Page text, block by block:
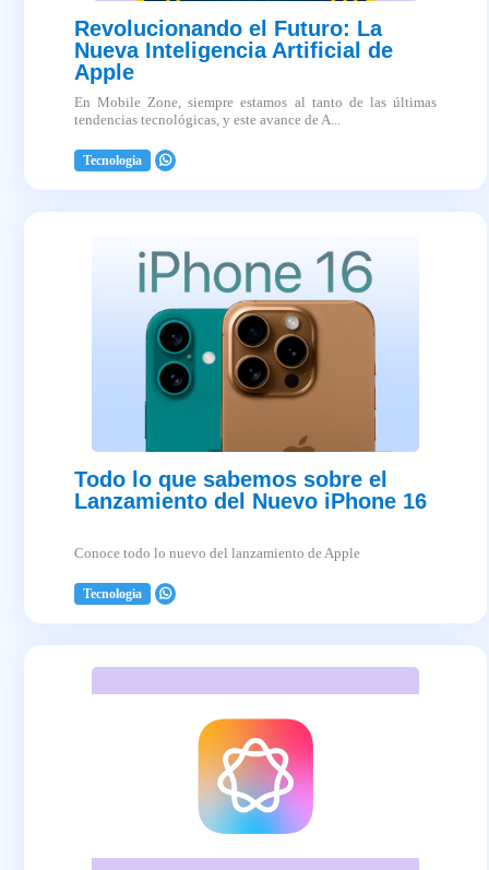
Revolucionando el Futuro: La
Nueva Inteligencia Artificial de
Apple
En Mobile Zone, siempre estamos al tanto de las últimas
tendencias tecnológicas, y este avance de A...
Tecnologia
Todo lo que sabemos sobre el
Lanzamiento del Nuevo iPhone 16
Conoce todo lo nuevo del lanzamiento de Apple
Tecnologia